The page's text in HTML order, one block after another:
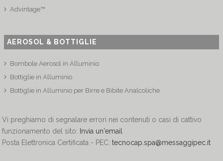
Advintage™
AEROSOL & BOTTIGLIE
Bombole Aerosol in Alluminio
Bottiglie in Alluminio
Bottiglie in Alluminio per Birre e Bibite Analcoliche
Vi preghiamo di segnalare errori nei contenuti o casi di cattivo
funzionamento del sito: Invia un'email
Posta Elettronica Certificata - PEC:tecnocap.spa@messaggipec.it